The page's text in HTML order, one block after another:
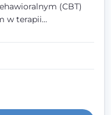
(CBT)
w terapii
od 15. roku
usłyszeć, z
i dobrać
- bez gotowych